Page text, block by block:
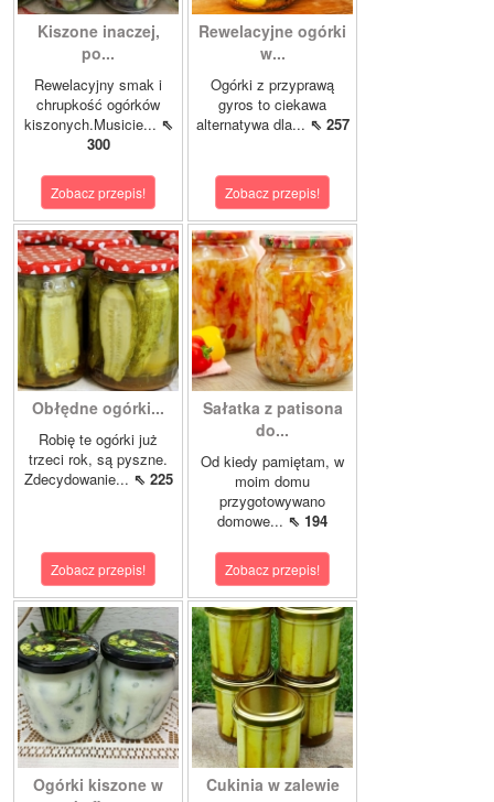
Kiszone inaczej,
po...
Rewelacyjny smak i
chrupkość ogórków
kiszonych.Musicie... ⇖
300
Zobacz przepis!
Rewelacyjne ogórki
w...
Ogórki z przyprawą
gyros to ciekawa
alternatywa dla... ⇖ 257
Zobacz przepis!
Obłędne ogórki...
Robię te ogórki już
trzeci rok, są pyszne.
Zdecydowanie... ⇖ 225
Zobacz przepis!
Sałatka z patisona
do...
Od kiedy pamiętam, w
moim domu
przygotowywano
domowe... ⇖ 194
Zobacz przepis!
Ogórki kiszone w
Cukinia w zalewie